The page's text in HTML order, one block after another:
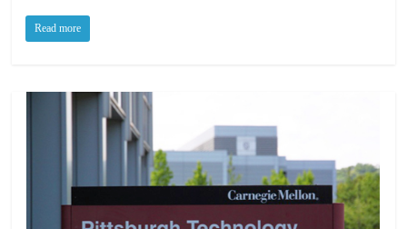
Read more